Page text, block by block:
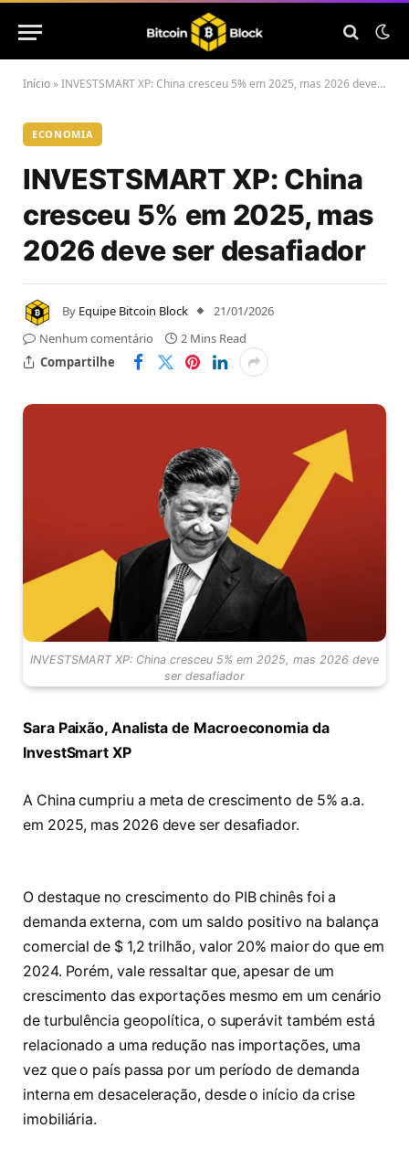
Início »INVESTSMART XP: China cresceu 5% em 2025, mas 2026 deve ser desafiador
ECONOMIA
INVESTSMART XP: China
cresceu 5% em 2025, mas
2026 deve ser desafiador
By Equipe Bitcoin Block
21/01/2026
Nenhum comentário
2 Mins Read
Compartilhe
INVESTSMART XP: China cresceu 5% em 2025, mas 2026 deve
ser desafiador
Sara Paixão, Analista de Macroeconomia da
InvestSmart XP
A China cumpriu a meta de crescimento de 5% a.a.
em 2025, mas 2026 deve ser desafiador.
O destaque no crescimento do PIB chinês foi a
demanda externa, com um saldo positivo na balança
comercial de $ 1,2 trilhão, valor 20% maior do que em
2024. Porém, vale ressaltar que, apesar de um
crescimento das exportações mesmo em um cenário
de turbulência geopolítica, o superávit também está
relacionado a uma redução nas importações, uma
vez que o país passa por um período de demanda
interna em desaceleração, desde o início da crise
imobiliária.